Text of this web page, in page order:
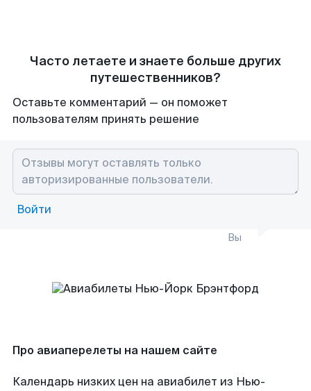
Часто летаете и знаете больше других
путешественников?
Оставьте комментарий — он поможет
пользователям принять решение
Войти
Вы
Про авиаперелеты на нашем сайте
Календарь низких цен на авиабилет из Нью-